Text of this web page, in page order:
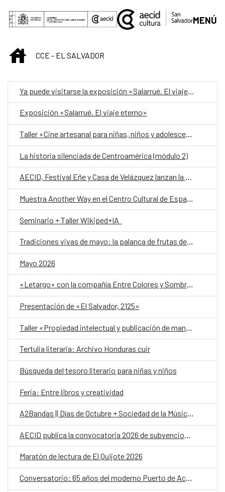
Saltar al contenido principal
MENÚ
INICIOCCE - EL SALVADOR
Ya puede visitarse la exposición «Salarrué. El viaje eterno» en el Centro Cultural de España en El Salvador
Exposición «Salarrué. El viaje eterno»
Taller «Cine artesanal para niñas, niños y adolescentes»
La historia silenciada de Centroamérica (módulo 2)
AECID, Festival Eñe y Casa de Velázquez lanzan la cuarta convocatoria de Residencia de Creación Literaria
Muestra Another Way en el Centro Cultural de España en El Salvador
Seminario + Taller Wikiped+IA
Tradiciones vivas de mayo: la palanca de frutas de Santa María Ostuma
Mayo 2026
«Letargo» con la compañía Entre Colores y Sombras
Presentación de «El Salvador, 2125»
Tertulia literaria: Archivo Honduras cuir
Búsqueda del tesoro literario para niñas y niños
Feria: Entre libros y creatividad
A2Bandas || Días de Octubre + Sociedad de la Música de Cámara
Maratón de lectura de El Quijote 2026
Conversatorio: 65 años del moderno Puerto de Acajutla, de la Mar del Sur